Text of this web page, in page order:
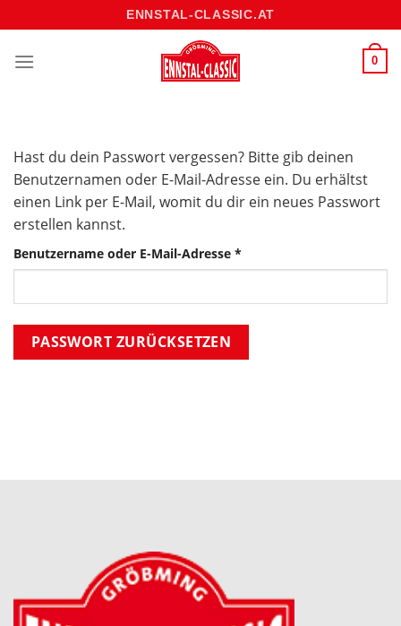
to
content
ENNSTAL-CLASSIC.AT
0
Hast du dein Passwort vergessen? Bitte gib deinen
Benutzernamen oder E-Mail-Adresse ein. Du erhältst
einen Link per E-Mail, womit du dir ein neues Passwort
erstellen kannst.
Benutzername oder E-Mail-Adresse *Erforderlich
PASSWORT ZURÜCKSETZEN